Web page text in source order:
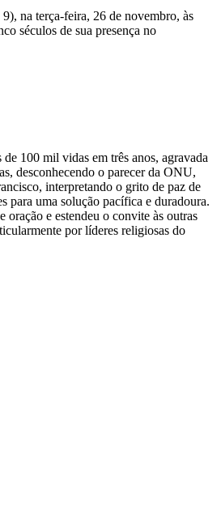
na terça-feira, 26 de novembro, às
séculos de sua presença no
100 mil vidas em três anos, agravada
desconhecendo o parecer da ONU,
interpretando o grito de paz de
para uma solução pacífica e duradoura.
e estendeu o convite às outras
por líderes religiosas do